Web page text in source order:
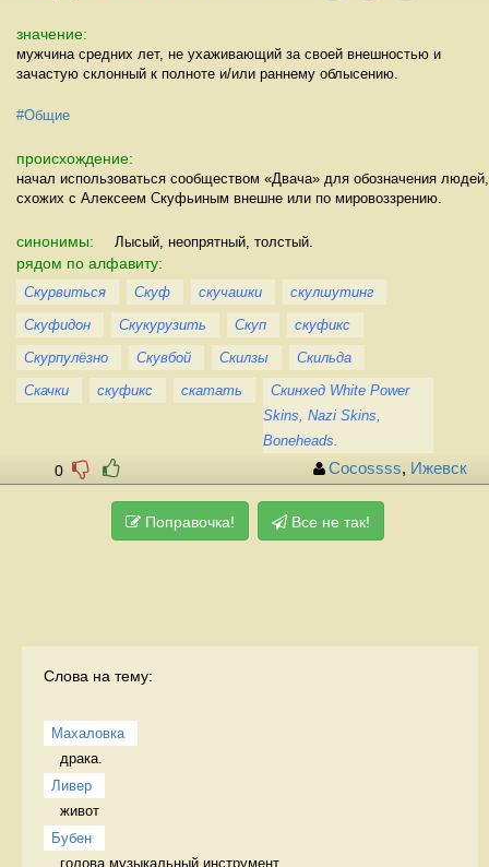
значение:
мужчина средних лет, не ухаживающий за своей внешностью и
зачастую склонный к полноте и/или раннему облысению.
#Общие
происхождение:
начал использоваться сообществом «Двача» для обозначения людей,
схожих с Алексеем Скуфьиным внешне или по мировоззрению.
синонимы: Лысый, неопрятный, толстый.
рядом по алфавиту:
Скурвиться Скуф скучашки
скулшутинг
Скуфидон
Скукурузить Скуп
скуфикс
Скурпулёзно
Скувбой Скилзы
Скильда
Скачки
скуфикс скатать
Скинхед White Power
Skins, Nazi Skins,
Boneheads.
0 Cocossss, Ижевск
Поправочка! Все не так!
Слова на тему:
Махаловка
драка.
Ливер
живот
Бубен
голова музыкальный инструмент